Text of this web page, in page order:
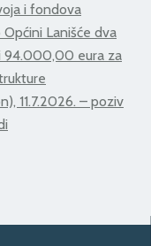
i fondova
Lanišće dva
94.000,00 eura za
11.7.2026. – poziv